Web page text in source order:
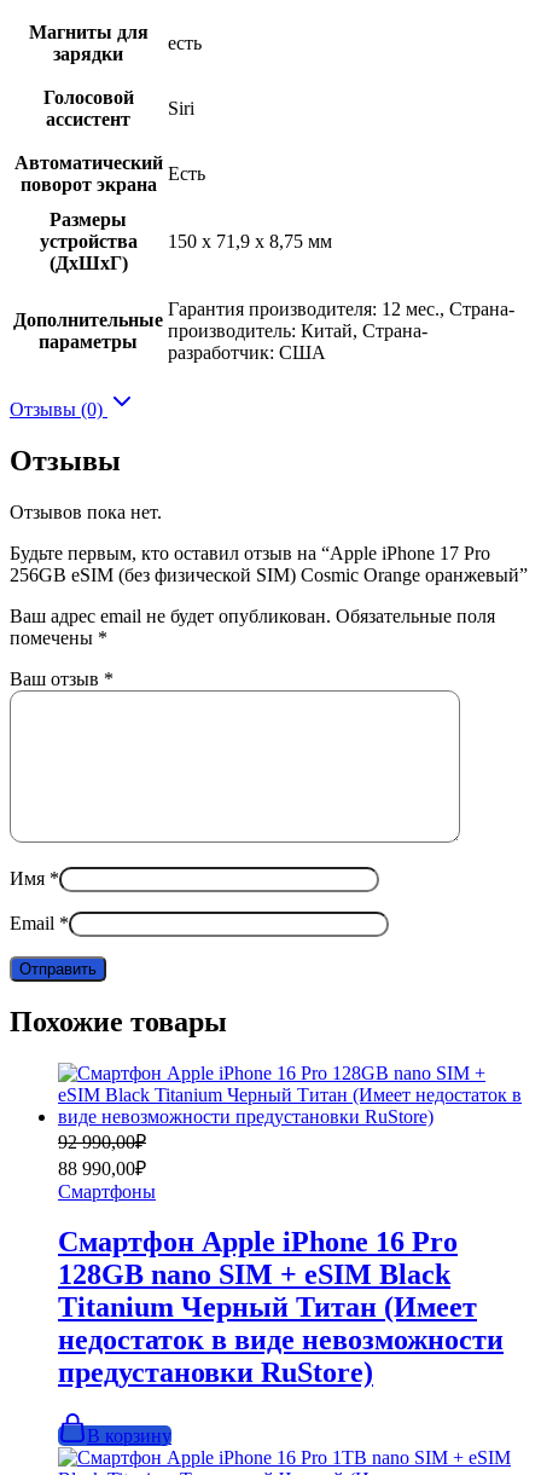
Магниты для
зарядки
есть
Голосовой
ассистент
Siri
Автоматический
поворот экрана
Есть
Размеры
устройства
(ДхШхГ)
150 x 71,9 x 8,75 мм
Дополнительные
параметры
Гарантия производителя: 12 мес., Страна-
производитель: Китай, Страна-
разработчик: США
Отзывы (0)
Отзывы
Отзывов пока нет.
Будьте первым, кто оставил отзыв на “Apple iPhone 17 Pro
256GB eSIM (без физической SIM) Cosmic Orange оранжевый”
Ваш адрес email не будет опубликован. Обязательные поля
помечены *
Ваш отзыв *
Имя *
Email *
Похожие товары
92 990,00₽
Первоначальная
цена
составляла
92
990,00₽.
88 990,00₽
Текущая
цена:
88
990,00₽.
Смартфоны
Смартфон Apple iPhone 16 Pro
128GB nano SIM + eSIM Black
Titanium Черный Титан (Имеет
недостаток в виде невозможности
предустановки RuStore)
В корзину